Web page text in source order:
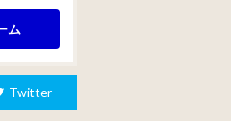
ム
Twitter